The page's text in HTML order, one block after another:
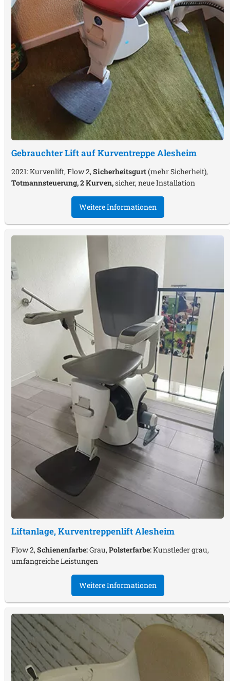
Gebrauchter Lift auf KurventreppeAlesheim
2021: Kurvenlift, Flow 2, Sicherheitsgurt(mehr Sicherheit),
Totmannsteuerung, 2 Kurven,sicher, neue Installation
Weitere Informationen
Liftanlage, KurventreppenliftAlesheim
Flow 2,Schienenfarbe:Grau,Polsterfarbe:Kunstleder grau,
umfangreiche Leistungen
Weitere Informationen